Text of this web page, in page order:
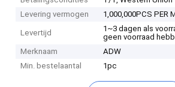
Levering vermogen
1,000,000PCS PER
Levertijd
1~3 dagen als
geen voorraad
Merknaam
ADW
Min. bestelaantal
1pc